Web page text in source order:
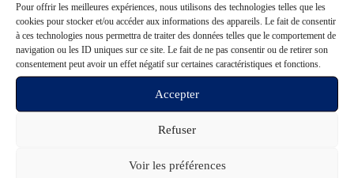
Pour offrir les meilleures expériences, nous utilisons des technologies telles que les
cookies pour stocker et/ou accéder aux informations des appareils. Le fait de consentir
à ces technologies nous permettra de traiter des données telles que le comportement de
navigation ou les ID uniques sur ce site. Le fait de ne pas consentir ou de retirer son
consentement peut avoir un effet négatif sur certaines caractéristiques et fonctions.
Accepter
Refuser
Voir les préférences
Vérité Libère et vous faire plaisir
France avec soin et amour